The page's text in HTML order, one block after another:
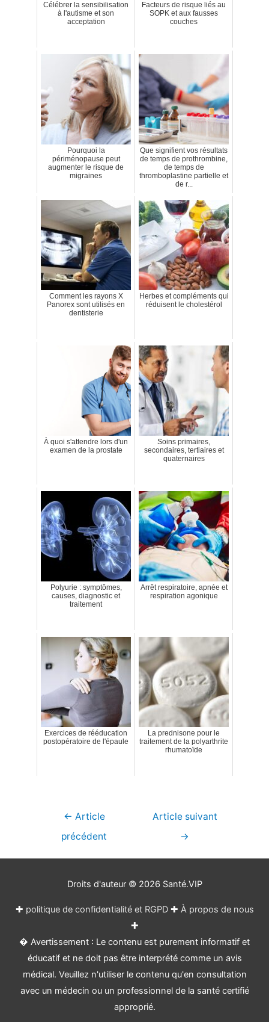
Célébrer la sensibilisation
à l'autisme et son
acceptation
Facteurs de risque liés au
SOPK et aux fausses
couches
Pourquoi la
périménopause peut
augmenter le risque de
migraines
Que signifient vos résultats
de temps de prothrombine,
de temps de
thromboplastine partielle et
de r...
Comment les rayons X
Panorex sont utilisés en
dentisterie
Herbes et compléments qui
réduisent le cholestérol
À quoi s'attendre lors d'un
examen de la prostate
Soins primaires,
secondaires, tertiaires et
quaternaires
Polyurie : symptômes,
causes, diagnostic et
traitement
Arrêt respiratoire, apnée et
respiration agonique
Exercices de rééducation
postopératoire de l'épaule
La prednisone pour le
traitement de la polyarthrite
rhumatoïde
Navigation
← Article
précédent
Article suivant
→
Droits d'auteur © 2026 Santé.VIP
✚ politique de confidentialité et RGPD✚ À propos de nous
✚
� Avertissement : Le contenu est purement informatif et
éducatif et ne doit pas être interprété comme un avis
médical. Veuillez n'utiliser le contenu qu'en consultation
avec un médecin ou un professionnel de la santé certifié
approprié.